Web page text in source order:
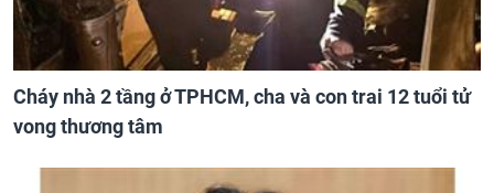
Cháy nhà 2 tầng ở TPHCM, cha và con trai 12 tuổi tử
vong thương tâm